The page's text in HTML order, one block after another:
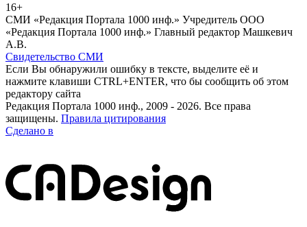
16+
СМИ «Редакция Портала 1000 инф.» Учредитель ООО
«Редакция Портала 1000 инф.» Главный редактор Машкевич
А.В.
Свидетельство СМИ
Если Вы обнаружили ошибку в тексте, выделите её и
нажмите клавиши CTRL+ENTER, что бы сообщить об этом
редактору сайта
Редакция Портала 1000 инф., 2009 - 2026. Все права
защищены. Правила цитирования
Сделано в